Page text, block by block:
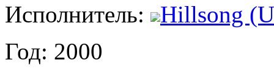
Исполнитель:
Hillsong
Год: 2000